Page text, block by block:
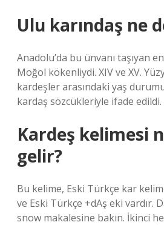
Ulu karındaş ne
Anadolu’da bu ünvanı taşıyan
Moğol kökenliydi. XIV ve XV.
kardeşler arasındaki yaş
kardaş sözcükleriyle ifade edildi.
Kardeş kelimesi
gelir?
Bu kelime, Eski Türkçe kar
ve Eski Türkçe +dAş eki vardır.
snow makalesine bakın. İkinci